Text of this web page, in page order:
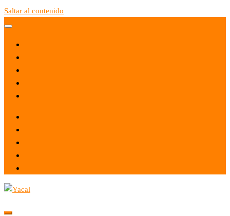
Saltar al contenido
Yacal micro hosting